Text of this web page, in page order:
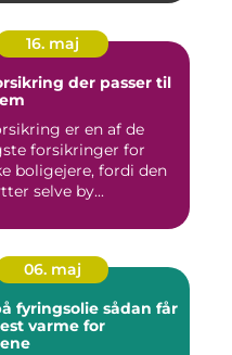
16. maj
der passer til
er en af de
forsikringer for
boligejere, fordi den
selve by...
06. maj
sådan får
varme for